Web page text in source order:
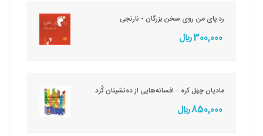
رد پای من روی سخن بزرگان - نارنجی
300,000 ريال
مادیان چهل کره – افسانه‌هایی از ده‌نشینان کُرد
850,000 ريال